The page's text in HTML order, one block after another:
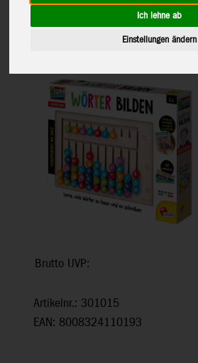
Ich lehne ab
Einstellungen ändern
Montessori - Schafft Wörter,
Holztafel & Lernkarten, ab 3+
Brutto UVP:
Artikelnr.: 301015
EAN: 8008324110193